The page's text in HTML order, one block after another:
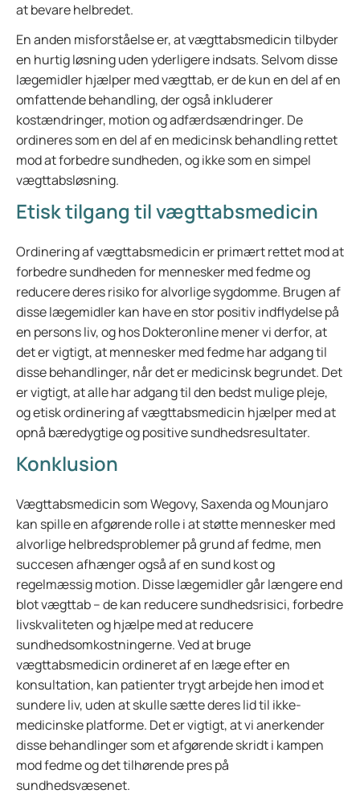
at bevare helbredet.
En anden misforståelse er, at vægttabsmedicin tilbyder
en hurtig løsning uden yderligere indsats. Selvom disse
lægemidler hjælper med vægttab, er de kun en del af en
omfattende behandling, der også inkluderer
kostændringer, motion og adfærdsændringer. De
ordineres som en del af en medicinsk behandling rettet
mod at forbedre sundheden, og ikke som en simpel
vægttabsløsning.
Etisk tilgang til vægttabsmedicin
Ordinering af vægttabsmedicin er primært rettet mod at
forbedre sundheden for mennesker med fedme og
reducere deres risiko for alvorlige sygdomme. Brugen af
disse lægemidler kan have en stor positiv indflydelse på
en persons liv, og hos Dokteronline mener vi derfor, at
det er vigtigt, at mennesker med fedme har adgang til
disse behandlinger, når det er medicinsk begrundet. Det
er vigtigt, at alle har adgang til den bedst mulige pleje,
og etisk ordinering af vægttabsmedicin hjælper med at
opnå bæredygtige og positive sundhedsresultater.
Konklusion
Vægttabsmedicin som Wegovy, Saxenda og Mounjaro
kan spille en afgørende rolle i at støtte mennesker med
alvorlige helbredsproblemer på grund af fedme, men
succesen afhænger også af en sund kost og
regelmæssig motion. Disse lægemidler går længere end
blot vægttab – de kan reducere sundhedsrisici, forbedre
livskvaliteten og hjælpe med at reducere
sundhedsomkostningerne. Ved at bruge
vægttabsmedicin ordineret af en læge efter en
konsultation, kan patienter trygt arbejde hen imod et
sundere liv, uden at skulle sætte deres lid til ikke-
medicinske platforme. Det er vigtigt, at vi anerkender
disse behandlinger som et afgørende skridt i kampen
mod fedme og det tilhørende pres på
sundhedsvæsenet.